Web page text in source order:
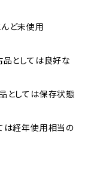
ど未使用
としては良好な
としては保存状態
は経年使用相当の